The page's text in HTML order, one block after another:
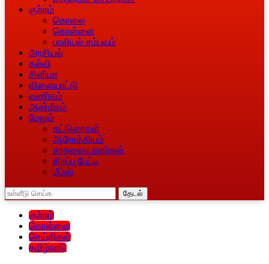
குற்றம்
கொலை
கொள்ளை
பாலியல் சம்பவம்
அரசியல்
கல்வி
சினிமா
விளையாட்டு
வணிகம்
ஆன்மீகம்
மேலும்
கட்டுரைகள்
ஆரோக்கியம்
சாதனையாளா்கள்
சிறப்பு பேட்டி
மீம்ஸ்
தேடல்
குற்றம்
கொள்ளை
செய்திகள்
தமிழ்நாடு